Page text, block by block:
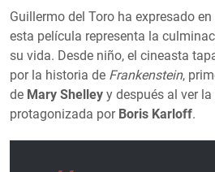
Guillermo del Toro ha expresado
esta película representa la
su vida. Desde niño, el cineasta
por la historia de Frankenstein,
de Mary Shelley y después al ver
protagonizada por Boris Karloff.